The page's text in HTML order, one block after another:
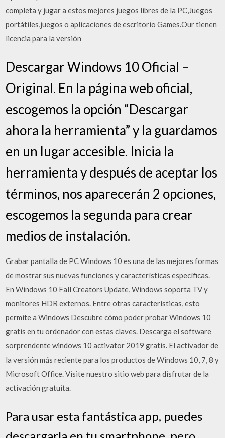
completa y jugar a estos mejores juegos libres de la PC,Juegos
portátiles,juegos o aplicaciones de escritorio Games.Our tienen
licencia para la versión
Descargar Windows 10 Oficial –
Original. En la página web oficial,
escogemos la opción “Descargar
ahora la herramienta” y la guardamos
en un lugar accesible. Inicia la
herramienta y después de aceptar los
términos, nos aparecerán 2 opciones,
escogemos la segunda para crear
medios de instalación.
Grabar pantalla de PC Windows 10 es una de las mejores formas
de mostrar sus nuevas funciones y características específicas.
En Windows 10 Fall Creators Update, Windows soporta TV y
monitores HDR externos. Entre otras características, esto
permite a Windows Descubre cómo poder probar Windows 10
gratis en tu ordenador con estas claves. Descarga el software
sorprendente windows 10 activator 2019 gratis. El activador de
la versión más reciente para los productos de Windows 10, 7, 8 y
Microsoft Office. Visite nuestro sitio web para disfrutar de la
activación gratuita.
Para usar esta fantástica app, puedes